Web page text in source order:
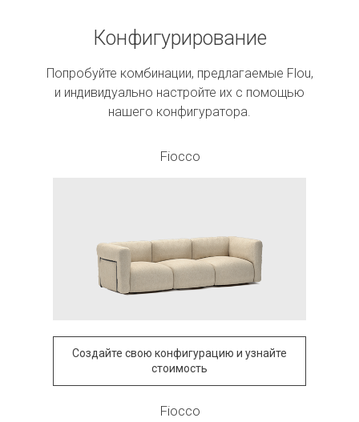
Конфигурирование
Попробуйте комбинации, предлагаемые Flou,
и индивидуально настройте их с помощью
нашего конфигуратора.
Fiocco
Создайте свою конфигурацию и узнайте
стоимость
Fiocco